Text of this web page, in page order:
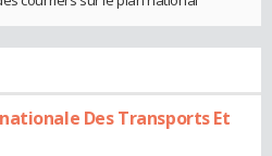
Des Transports Et